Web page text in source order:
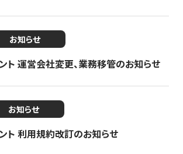
お知らせ
ント 運営会社変更、業務移管のお知らせ
お知らせ
ント 利用規約改訂のお知らせ